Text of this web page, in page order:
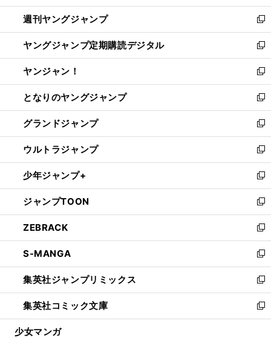
開
く
ウ
で
開
く
ン
ド
ウ
で
開
く
ウ
ィ
ン
ド
ウ
で
開
く
週刊ヤングジャンプ
新
し
い
ウ
ィ
ン
ド
ウ
で
開
く
ヤングジャンプ定期購読デジタル
新
し
い
ウ
ィ
ン
ド
ウ
で
開
く
ヤンジャン！
新
し
い
ウ
ィ
ン
ド
ウ
で
開
く
となりのヤングジャンプ
新
し
い
ウ
ィ
ン
ド
ウ
で
開
く
グランドジャンプ
新
し
い
ウ
ィ
ン
ド
ウ
で
開
く
ウルトラジャンプ
新
し
い
ウ
ィ
ン
ド
ウ
で
開
く
少年ジャンプ+
新
し
い
ウ
ィ
ン
ド
ウ
で
開
く
ジャンプTOON
新
し
い
ウ
ィ
ン
ド
ウ
で
開
ZEBRACK
新
し
い
ウ
ィ
ン
ド
ウ
S-MANGA
新
し
い
ウ
ィ
ン
集英社ジャンプリミックス
新
し
い
ウ
集英社コミック文庫
新
し
少女マンガ